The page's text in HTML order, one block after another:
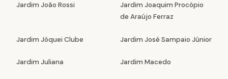
Jardim João Rossi
Jardim Joaquim Procópio
de Araújo Ferraz
Jardim Jóquei Clube Jardim José Sampaio Júnior
Jardim Juliana Jardim Macedo